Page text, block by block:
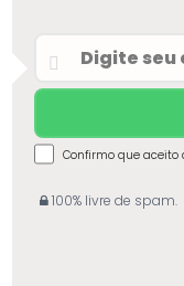
Confirmo que aceito
100% livre de spam.